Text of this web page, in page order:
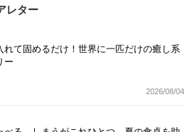
レター
れて固めるだけ！世界に一匹だけの癒し系
ー
2026/08/04